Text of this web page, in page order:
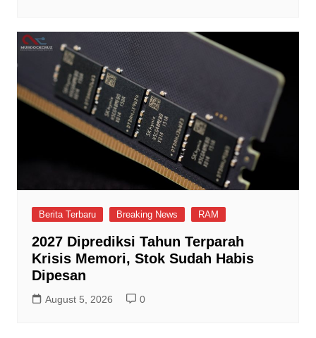
Berita Terbaru Breaking News RAM
2027 Diprediksi Tahun Terparah
Krisis Memori, Stok Sudah Habis
Dipesan
August 5, 2026 0